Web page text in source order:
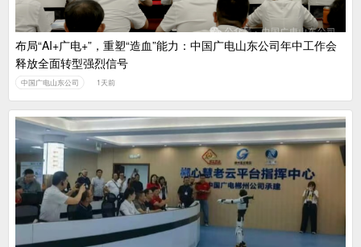
布局“AI+广电+”，重塑“造血”能力：中国广电山东公司年中工作会
释放全面转型强烈信号
中国广电山东公司 1天前